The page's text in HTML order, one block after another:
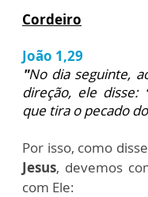
Cordeiro
João 1,29
"No dia seguinte,
direção, ele
que tira o pecado
Por isso, como disse
Jesus, devemos
com Ele: